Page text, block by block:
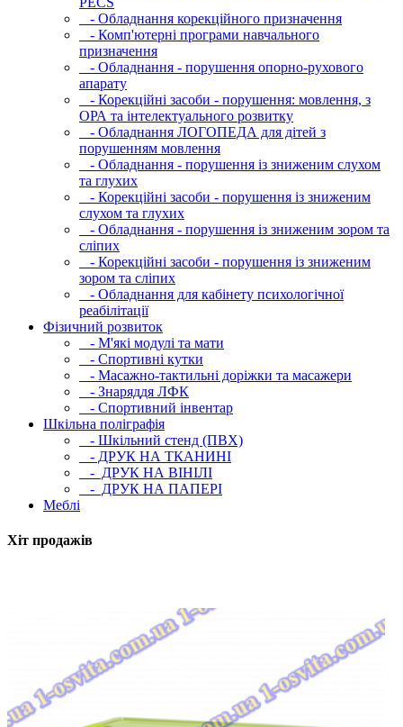
- Обладнання корекційного призначення
- Комп'ютерні програми навчального
призначення
- Обладнання - порушення опорно-рухового
апарату
- Корекційні засоби - порушення: мовлення, з
ОРА та інтелектуального розвитку
- Обладнання ЛОГОПЕДА для дітей з
порушенням мовлення
- Обладнання - порушення із зниженим слухом
та глухих
- Корекційні засоби - порушення із зниженим
слухом та глухих
- Обладнання - порушення із зниженим зором та
сліпих
- Корекційні засоби - порушення із зниженим
зором та сліпих
- Обладнання для кабінету психологічної
реабілітації
Фізичний розвиток
- М'які модулi та мати
- Спортивні кутки
- Масажно-тактильні доріжки та масажери
- Знаряддя ЛФК
- Спортивний інвентар
Шкільна поліграфія
- Шкільний стенд (ПВХ)
- ДРУК НА ТКАНИНІ
- ДРУК НА ВІНІЛІ
- ДРУК НА ПАПЕРІ
Меблі
Хіт продажів